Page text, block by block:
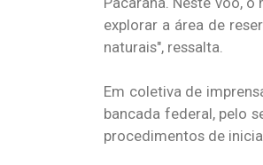
explorar a área de
naturais", ressalta.
Em coletiva de
bancada federal, pelo
procedimentos de